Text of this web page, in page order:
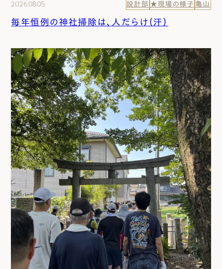
2026.08.05 設計部 ★現場の様子 亀山
毎年恒例の神社掃除は、人だらけ（汗）